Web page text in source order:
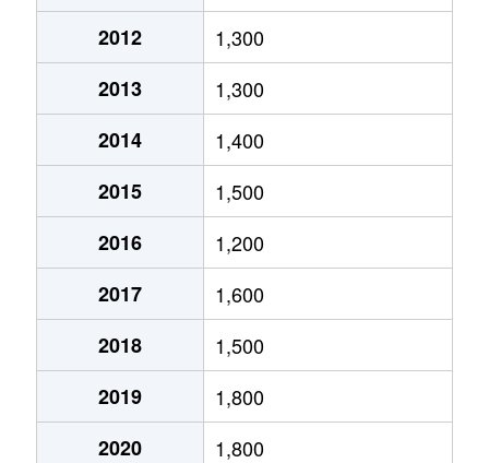
しらゆり 3,300万円
しらゆり
2,500万円
しらゆり
3,700万円
諏訪町
2,000万円
280万円
堤ケ丘
1,600万円
常盤台
1,500万円
常盤台
4,000万円
2,000万円
2012
1,300
2013
1,300
2014
1,400
2015
1,500
2016
1,200
2017
1,600
2018
1,500
2019
1,800
2020
1,800